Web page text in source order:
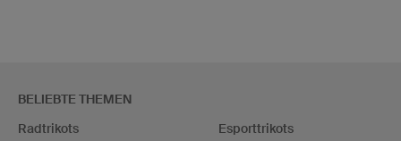
BELIEBTE THEMEN
Radtrikots
Esporttrikots